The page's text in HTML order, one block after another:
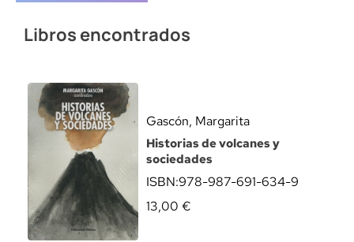
Libros encontrados
Gascón, Margarita
Historias de volcanes y
sociedades
ISBN:978-987-691-634-9
13,00 €